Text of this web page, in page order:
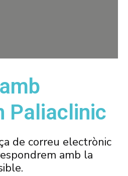
Paliaclinic
de correu electrònic
amb la